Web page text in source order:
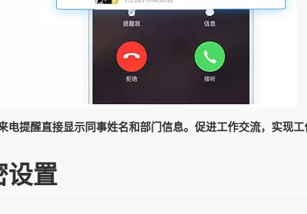
提醒直接显示同事姓名和部门信息。促进工作交流，实现工
设置